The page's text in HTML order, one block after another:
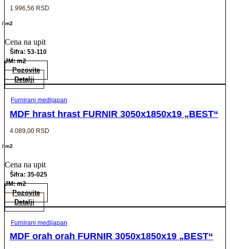
1.996,56 RSD
/ m2
Cena na upit
Šifra: 53-110
JM: m2
Pozovite
Detalji
Furnirani medijapan
MDF hrast hrast FURNIR 3050x1850x19 „BEST“
4.089,00 RSD
/ m2
Cena na upit
Šifra: 35-025
JM: m2
Pozovite
Detalji
Furnirani medijapan
MDF orah orah FURNIR 3050x1850x19 „BEST“